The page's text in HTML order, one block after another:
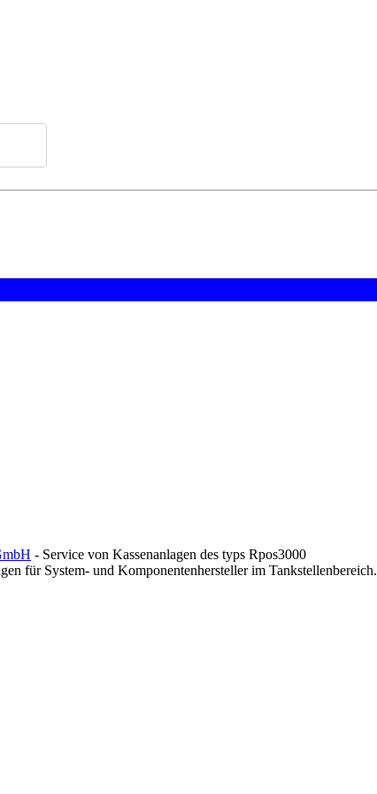
- Service von Kassenanlagen des typs Rpos3000
für System- und Komponentenhersteller im Tankstellenbereich.